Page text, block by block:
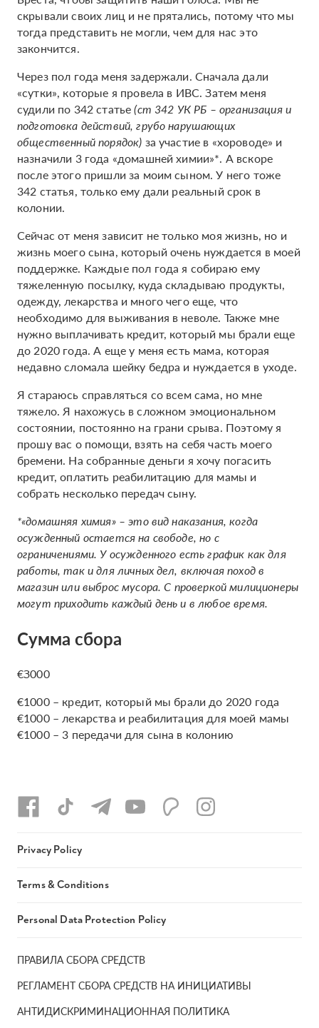
скрывали своих лиц и не прятались, потому что мы
тогда представить не могли, чем для нас это
закончится.
Через пол года меня задержали. Сначала дали
«сутки», которые я провела в ИВС. Затем меня
судили по 342 статье(ст 342 УК РБ – организация и
подготовка действий, грубо нарушающих
общественный порядок) за участие в «хороводе» и
назначили 3 года «домашней химии»*. А вскоре
после этого пришли за моим сыном. У него тоже
342 статья, только ему дали реальный срок в
колонии.
Сейчас от меня зависит не только моя жизнь, но и
жизнь моего сына, который очень нуждается в моей
поддержке. Каждые пол года я собираю ему
тяжеленную посылку, куда складываю продукты,
одежду, лекарства и много чего еще, что
необходимо для выживания в неволе. Также мне
нужно выплачивать кредит, который мы брали еще
до 2020 года. А еще у меня есть мама, которая
недавно сломала шейку бедра и нуждается в уходе.
Я стараюсь справляться со всем сама, но мне
тяжело. Я нахожусь в сложном эмоциональном
состоянии, постоянно на грани срыва. Поэтому я
прошу вас о помощи, взять на себя часть моего
бремени. На собранные деньги я хочу погасить
кредит, оплатить реабилитацию для мамы и
собрать несколько передач сыну.
*«домашняя химия» – это вид наказания, когда
осужденный остается на свободе, но с
ограничениями. У осужденного есть график как для
работы, так и для личных дел, включая поход в
магазин или выброс мусора. С проверкой милиционеры
могут приходить каждый день и в любое время.
Сумма сбора
€З000
€1000 – кредит, который мы брали до 2020 года
€1000 – лекарства и реабилитация для моей мамы
€1000 – 3 передачи для сына в колонию
ПРАВИЛА СБОРА СРЕДСТВ
РЕГЛАМЕНТ СБОРА СРЕДСТВ НА ИНИЦИАТИВЫ
АНТИДИСКРИМИНАЦИОННАЯ ПОЛИТИКА
Privacy Policy
Terms & Conditions
Personal Data Protection Policy